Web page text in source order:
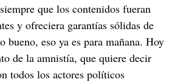
que los contenidos fueran
y ofreciera garantías sólidas de
bueno, eso ya es para mañana. Hoy
de la amnistía, que quiere decir
todos los actores políticos